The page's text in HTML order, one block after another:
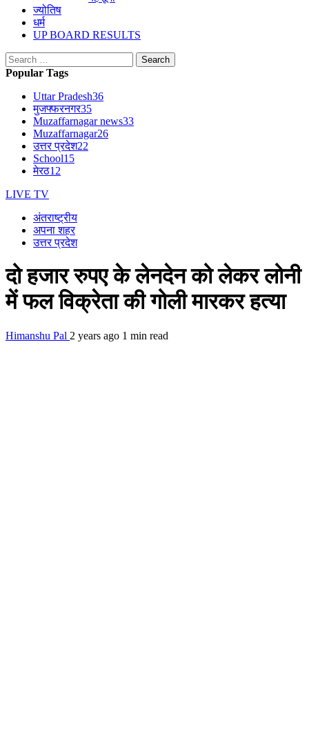
ज्योतिष
धर्म
UP BOARD RESULTS
Search
for:
Popular Tags
Uttar Pradesh36
मुजफ्फरनगर35
Muzaffarnagar news33
Muzaffarnagar26
उत्तर प्रदेश22
School15
मेरठ12
LIVE TV
अंतराष्ट्रीय
अपना शहर
उत्तर प्रदेश
दो हजार रुपए के लेनदेन को लेकर लोनी
में फल विक्रेता की गोली मारकर हत्या
Himanshu Pal 2 years ago 1 min read